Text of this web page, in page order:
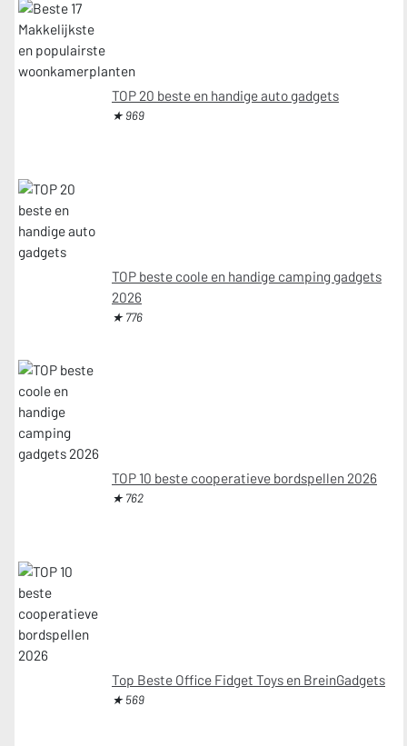
TOP 20 beste en handige auto gadgets
★ 969
TOP beste coole en handige camping gadgets
2026
★ 776
TOP 10 beste cooperatieve bordspellen 2026
★ 762
Top Beste Office Fidget Toys en BreinGadgets
★ 569